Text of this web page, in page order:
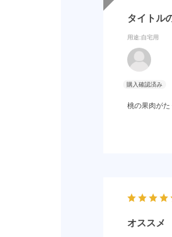
タイトル
用途:自宅用
桃の果肉が
オススメ